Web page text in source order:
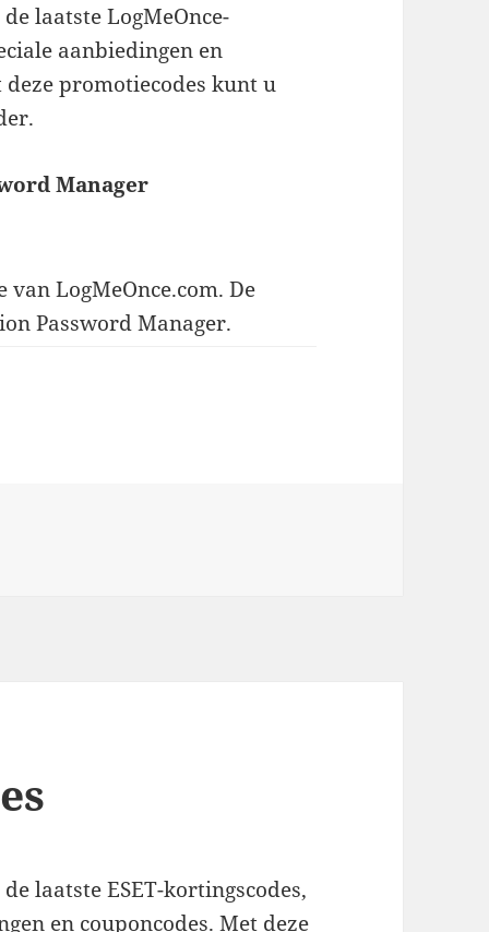
laatste LogMeOnce-
aanbiedingen en
deze promotiecodes kunt u
Manager
LogMeOnce.com. De
Password Manager.
laatste ESET-kortingscodes,
en couponcodes. Met deze